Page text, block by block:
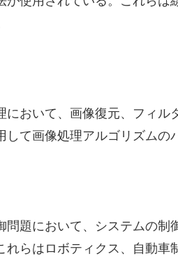
において、画像復元、フィル
して画像処理アルゴリズムの
問題において、システムの制
れらはロボティクス、自動車